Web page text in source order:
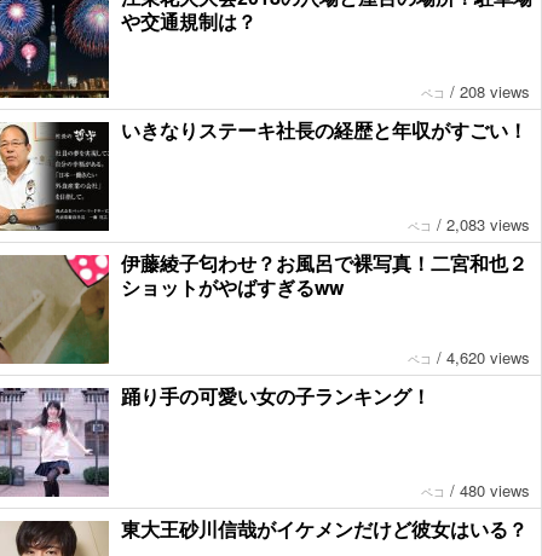
や交通規制は？
ペコ / 208 views
いきなりステーキ社長の経歴と年収がすごい！
ペコ / 2,083 views
伊藤綾子匂わせ？お風呂で裸写真！二宮和也２
ショットがやばすぎるww
ペコ / 4,620 views
踊り手の可愛い女の子ランキング！
ペコ / 480 views
東大王砂川信哉がイケメンだけど彼女はいる？